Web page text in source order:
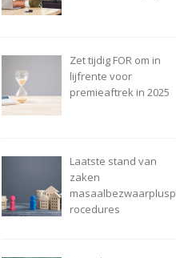
Zet tijdig FOR om in
lijfrente voor
premieaftrek in 2025
Laatste stand van
zaken
masaalbezwaarplusp
rocedures